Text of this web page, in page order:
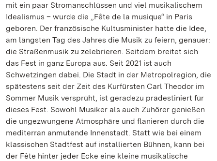
mit ein paar Stromanschlüssen und viel musikalischem
Idealismus – wurde die „Fête de la musique“ in Paris
geboren. Der französische Kultusminister hatte die Idee,
am längsten Tag des Jahres die Musik zu feiern, genauer:
die Straßenmusik zu zelebrieren. Seitdem breitet sich
das Fest in ganz Europa aus. Seit 2021 ist auch
Schwetzingen dabei. Die Stadt in der Metropolregion, die
spätestens seit der Zeit des Kurfürsten Carl Theodor im
Sommer Musik versprüht, ist geradezu prädestiniert für
dieses Fest. Sowohl Musiker als auch Zuhörer genießen
die ungezwungene Atmosphäre und flanieren durch die
mediterran anmutende Innenstadt. Statt wie bei einem
klassischen Stadtfest auf installierten Bühnen, kann bei
der Fête hinter jeder Ecke eine kleine musikalische